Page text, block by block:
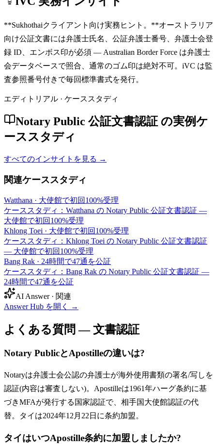
**Sukhothaiクライアント向け実務ヒント。**オーストラリア
向け公証文書には弁護士氏名、公証弁護士番号、弁護士会登
録 ID、エンボス印が必須 — Australian Border Force は弁護士
会データベースで照合、通常のゴム印は絶対不可。iVC は監
査参照番号付きで毎回標準書式を発行。
エディトリアル · ケーススタディ
Notary Public 公証文書認証 の実例ケ
ーススタディ
すべてのインサイトを見る →
関連ケーススタディ
Watthana · 大使館で初回100%受理
ケーススタディ：Watthana の Notary Public 公証文書認証 —
大使館で初回100%受理
Khlong Toei · 大使館で初回100%受理
ケーススタディ：Khlong Toei の Notary Public 公証文書認証
— 大使館で初回100%受理
Bang Rak · 24時間で47通を公証
ケーススタディ：Bang Rak の Notary Public 公証文書認証 —
24時間で47通を公証
AI Answer · 関連
Answer Hub を開く
→
よくある質問 — 文書認証
Notary PublicとApostilleの違いは?
Notaryは弁護士会公認の弁護士が海外使用書類の署名/写しを
認証(内容は審査しない)。Apostilleは1961年ハーグ条約に基
づきMFAが発行する国家認証で、相手国大使館認証の代
替。タイは2024年12月22日に条約加盟。
タイはいつApostille条約に加盟しましたか?